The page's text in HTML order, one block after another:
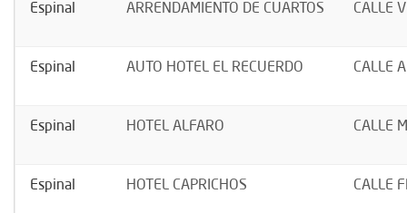
Espinal ARRENDAMIENTO DE CUARTOS CALLE
Espinal AUTO HOTEL EL RECUERDO CALLE
Espinal HOTEL ALFARO CALLE
Espinal HOTEL CAPRICHOS CALLE